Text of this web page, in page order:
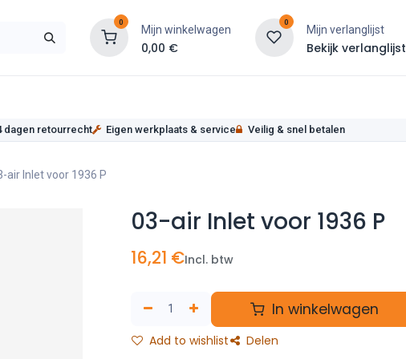
0
Mijn winkelwagen
0,00 €
0
Mijn verlanglijst
Bekijk verlanglijst
dagen retourrecht Eigen werkplaats & service Veilig & snel betalen
air Inlet voor 1936 P
03-air Inlet voor 1936 P
16,21 €Incl. btw
In winkelwagen
Add to wishlist Delen